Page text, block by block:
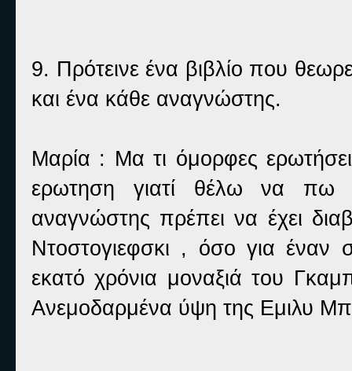
9. Πρότεινε ένα βιβλίο που
και ένα κάθε αναγνώστης.
Μαρία : Μα τι όμορφες
ερωτηση γιατί θέλω να πω
αναγνώστης πρέπει να έχει
Ντοστογιεφσκι , όσο για έναν
εκατό χρόνια μοναξιά του
Ανεμοδαρμένα ύψη της Εμιλυ